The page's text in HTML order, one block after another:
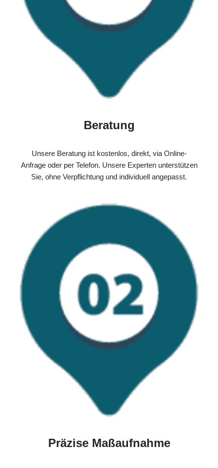
Beratung
Unsere Beratung ist kostenlos, direkt, via Online-
Anfrage oder per Telefon. Unsere Experten unterstützen
Sie, ohne Verpflichtung und individuell angepasst.
Präzise Maßaufnahme